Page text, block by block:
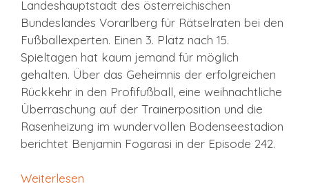
Landeshauptstadt des österreichischen
Bundeslandes Vorarlberg für Rätselraten bei den
Fußballexperten. Einen 3. Platz nach 15.
Spieltagen hat kaum jemand für möglich
gehalten. Über das Geheimnis der erfolgreichen
Rückkehr in den Profifußball, eine weihnachtliche
Überraschung auf der Trainerposition und die
Rasenheizung im wundervollen Bodenseestadion
berichtet Benjamin Fogarasi in der Episode 242.
Weiterlesen